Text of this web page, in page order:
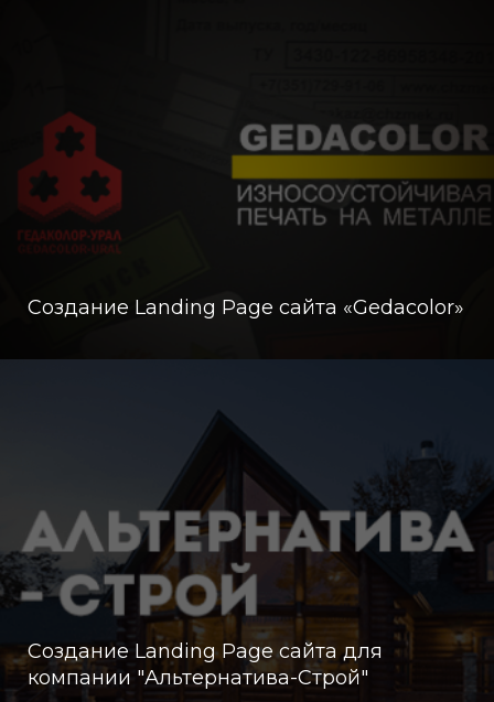
Создание Landing Page сайта «Gedacolor»
Создание Landing Page сайта для
компании "Альтернатива-Строй"